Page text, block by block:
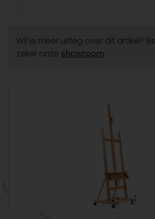
Wil je meer uitleg over dit artikel?
zeker onze showroom.